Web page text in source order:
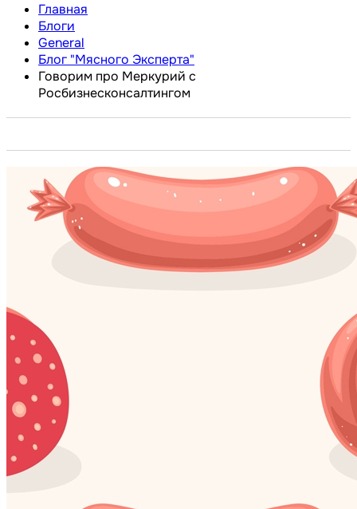
Главная
Блоги
General
Блог "Мясного Эксперта"
Говорим про Меркурий с
Росбизнесконсалтингом